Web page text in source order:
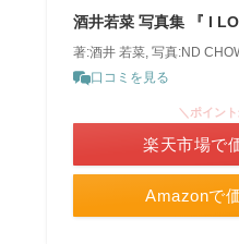
酒井若菜 写真集 『 I
著:酒井 若菜, 写真:ND
口コミを見る
Amazonで
＼ポイン
楽天市場で